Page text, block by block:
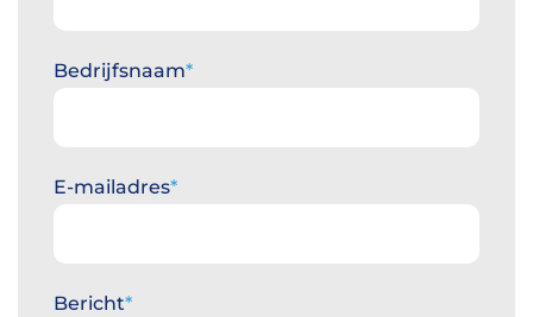
Bedrijfsnaam
E-mailadres
Bericht